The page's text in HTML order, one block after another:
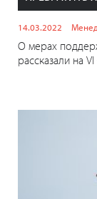
14.03.2022
О мерах
рассказали на